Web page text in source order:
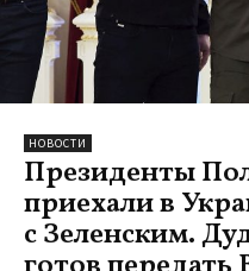
НОВОСТИ
Президенты
приехали в
с Зеленским.